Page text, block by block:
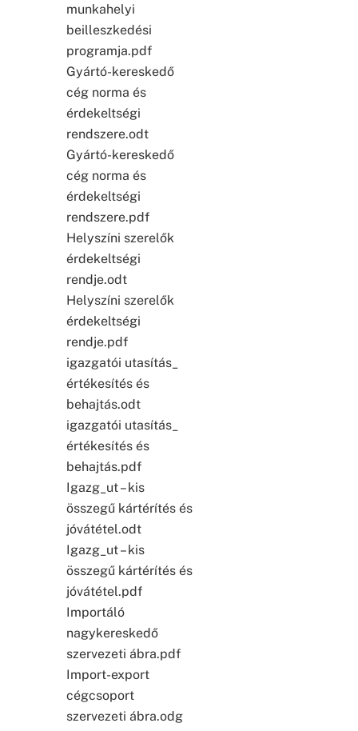
munkahelyi
beilleszkedési
programja.pdf
Gyártó-kereskedő
cég norma és
érdekeltségi
rendszere.odt
Gyártó-kereskedő
cég norma és
érdekeltségi
rendszere.pdf
Helyszíni szerelők
érdekeltségi
rendje.odt
Helyszíni szerelők
érdekeltségi
rendje.pdf
igazgatói utasítás_
értékesítés és
behajtás.odt
igazgatói utasítás_
értékesítés és
behajtás.pdf
Igazg_ut – kis
összegű kártérítés és
jóvátétel.odt
Igazg_ut – kis
összegű kártérítés és
jóvátétel.pdf
Importáló
nagykereskedő
szervezeti ábra.pdf
Import-export
cégcsoport
szervezeti ábra.odg